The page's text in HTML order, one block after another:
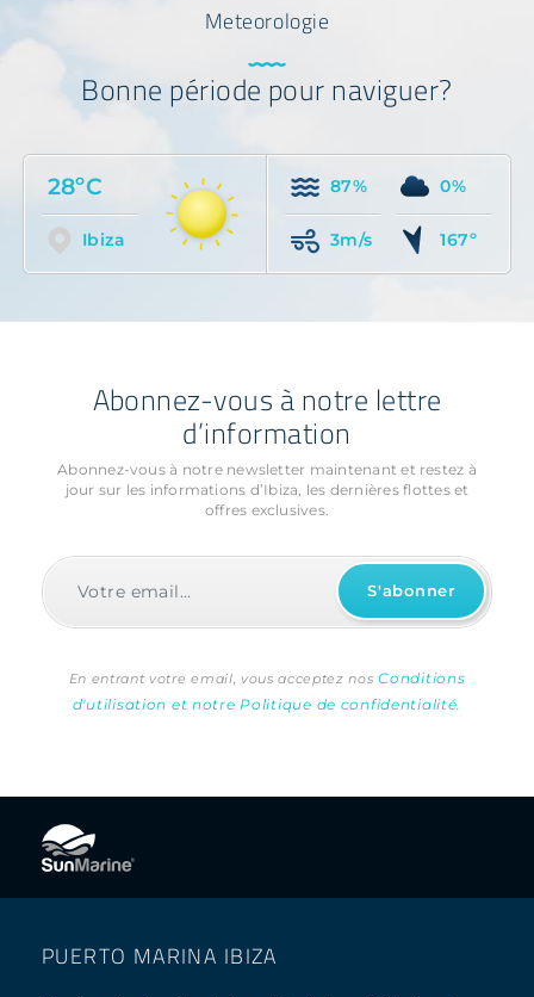
Meteorologie
Bonne période pour naviguer?
28ºC
Ibiza
87%
3m/s
0%
167º
Abonnez-vous à notre lettre
d’information
Abonnez-vous à notre newsletter maintenant et restez à
jour sur les informations d’Ibiza, les dernières flottes et
offres exclusives.
En entrant votre email, vous acceptez nosConditions
d'utilisation et notre Politique de confidentialité.
PUERTO MARINA IBIZA